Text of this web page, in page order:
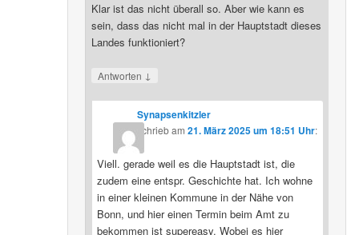
Klar ist das nicht überall so. Aber wie kann es
sein, dass das nicht mal in der Hauptstadt dieses
Landes funktioniert?
Antworten ↓
Synapsenkitzler
schriebam21. März 2025 um 18:51 Uhr:
Viell. gerade weil es die Hauptstadt ist, die
zudem eine entspr. Geschichte hat. Ich wohne
in einer kleinen Kommune in der Nähe von
Bonn, und hier einen Termin beim Amt zu
bekommen ist supereasy. Wobei es hier